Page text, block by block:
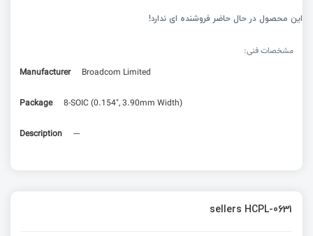
این محصول در حال حاضر فروشنده ای ندارد!
مشخصات فنی:
Manufacturer
Broadcom Limited
Package 8-SOIC (0.154", 3.90mm Width)
Description ---
sellers HCPL-0631